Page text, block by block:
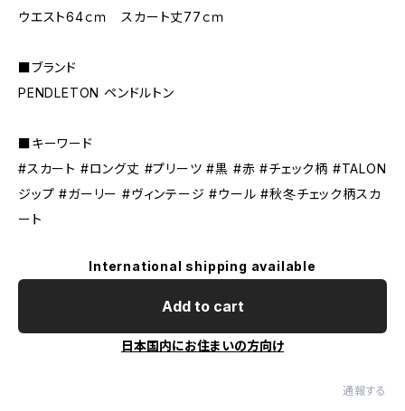
ウエスト64ｃｍ スカート丈77ｃｍ
■ブランド
PENDLETON ペンドルトン
■キーワード
#スカート #ロング丈 #プリーツ #黒 #赤 #チェック柄 #TALON
ジップ #ガーリー #ヴィンテージ #ウール #秋冬チェック柄スカ
ート
International shipping available
Add to cart
日本国内にお住まいの方向け
通報する